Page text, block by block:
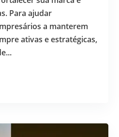
Para ajudar
a manterem
ativas e estratégicas,